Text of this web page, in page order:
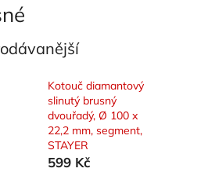
Kotouč diamantový
slinutý brusný
dvouřadý, Ø 100 x
22,2 mm, segment,
STAYER
599 Kč